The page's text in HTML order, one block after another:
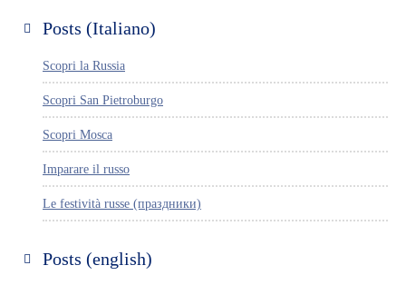
Posts (Italiano)
Scopri la Russia
Scopri San Pietroburgo
Scopri Mosca
Imparare il russo
Le festività russe (праздники)
Posts (english)